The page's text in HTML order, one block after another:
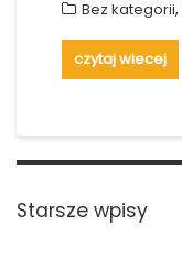
Bez kategorii,
czytaj wiecej
Nawigacja
wpisach
Starsze wpisy